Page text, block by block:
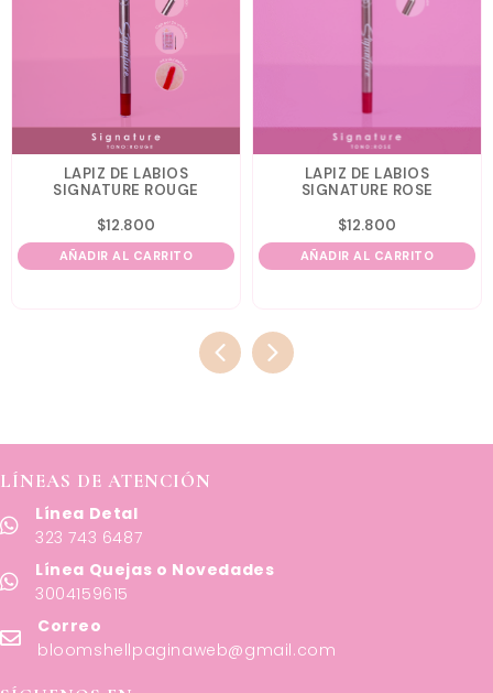
LAPIZ DE LABIOS
SIGNATURE ROUGE
$12.800
AÑADIR AL CARRITO
LAPIZ DE LABIOS
SIGNATURE ROSE
$12.800
AÑADIR AL CARRITO
LÍNEAS DE ATENCIÓN
Línea Detal
323 743 6487
Línea Quejas o Novedades
3004159615
Correo
bloomshellpaginaweb@gmail.com